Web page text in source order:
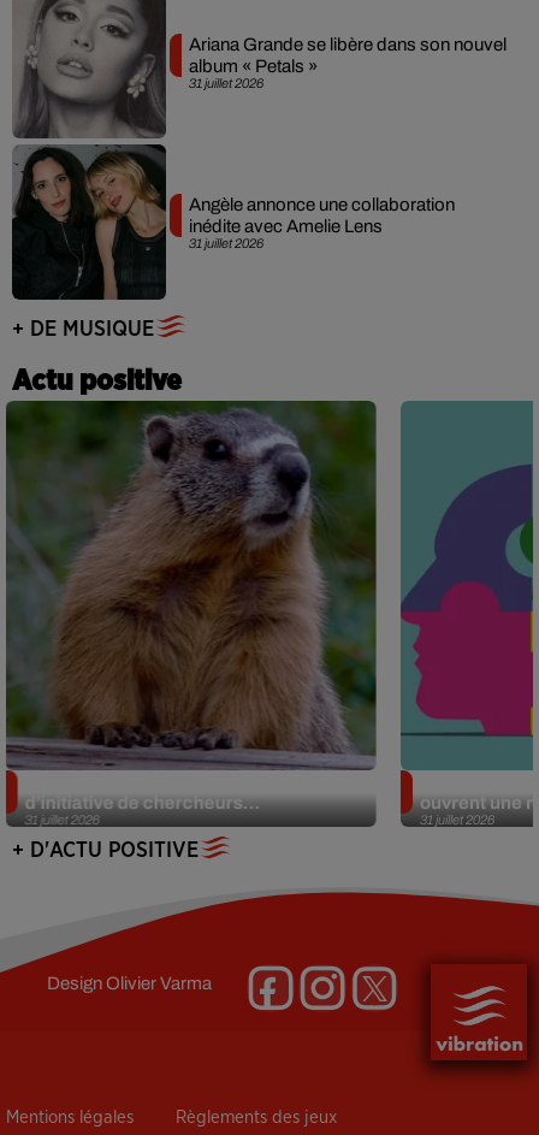
31 juillet 2026
Ariana Grande se libère dans son nouvel
album « Petals »
31 juillet 2026
Angèle annonce une collaboration
inédite avec Amelie Lens
+ DE MUSIQUE
Actu positive
31 juillet 2026
d’initiative de chercheurs...
31 juillet 2026
ouvrent une
+ D'ACTU POSITIVE
DesignOlivier Varma
Mentions légales Règlements des jeux